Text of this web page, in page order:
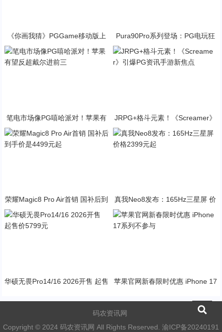
《你画我猜》PGGame移动版上
线：开启跨平台互动新玩法
Pura90Pro系列登场：PG电玩狂
暴少女联动旗舰性能升级
笔电市场像PG嘻哈派对！苹果有
JRPG+格斗元素！《Screamer》
荣耀Magic8 Pro Air首销 国补后到
真我Neo8发布：165Hz三星屏 价
格2399元起
华硕无畏Pro14/16 2026开售 起售
苹果官网新春限时优惠 iPhone 17
码农资讯网
Copyright © 2024 码农资讯网 All Rights Reserved. 渝ICP备20240191